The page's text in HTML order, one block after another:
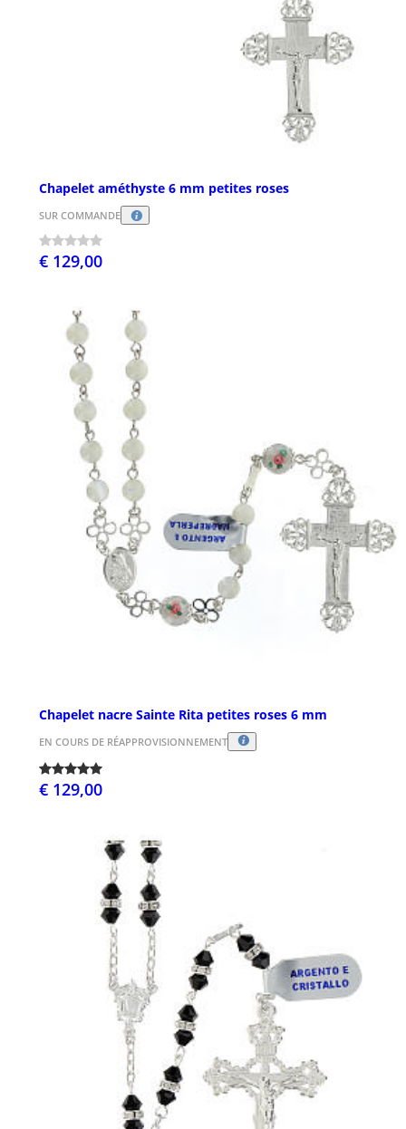
Chapelet améthyste 6 mm petites roses
SUR COMMANDE
€ 129,00
Chapelet nacre Sainte Rita petites roses 6 mm
EN COURS DE RÉAPPROVISIONNEMENT
€ 129,00